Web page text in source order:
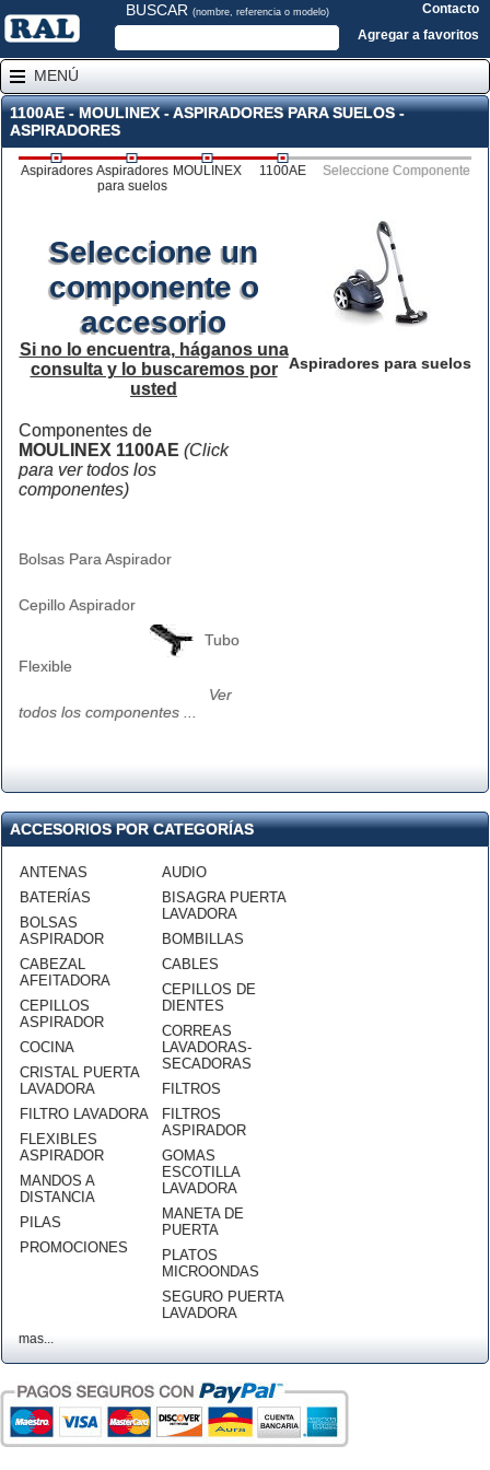
BUSCAR (nombre, referencia o modelo)
Contacto
Agregar a favoritos
MENÚ
1100AE - MOULINEX - ASPIRADORES PARA SUELOS -
ASPIRADORES
Aspiradores Aspiradores
para suelos
MOULINEX 1100AE Seleccione Componente
Aspiradores para suelos
Seleccione un
componente o
accesorio
Si no lo encuentra, háganos una
consulta y lo buscaremos por
usted
Componentes de
MOULINEX 1100AE (Click
para ver todos los
componentes)
Bolsas Para Aspirador
Cepillo Aspirador
Tubo
Flexible
Ver
todos los componentes ...
ACCESORIOS POR CATEGORÍAS
ANTENAS
BATERÍAS
BOLSAS
ASPIRADOR
CABEZAL
AFEITADORA
CEPILLOS
ASPIRADOR
COCINA
CRISTAL PUERTA
LAVADORA
FILTRO LAVADORA
FLEXIBLES
ASPIRADOR
MANDOS A
DISTANCIA
PILAS
PROMOCIONES
AUDIO
BISAGRA PUERTA
LAVADORA
BOMBILLAS
CABLES
CEPILLOS DE
DIENTES
CORREAS
LAVADORAS-
SECADORAS
FILTROS
FILTROS
ASPIRADOR
GOMAS
ESCOTILLA
LAVADORA
MANETA DE
PUERTA
PLATOS
MICROONDAS
SEGURO PUERTA
LAVADORA
mas...